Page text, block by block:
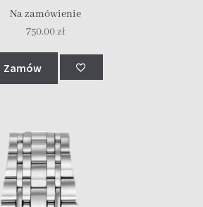
Na zamówienie
750.00zł
Zamów